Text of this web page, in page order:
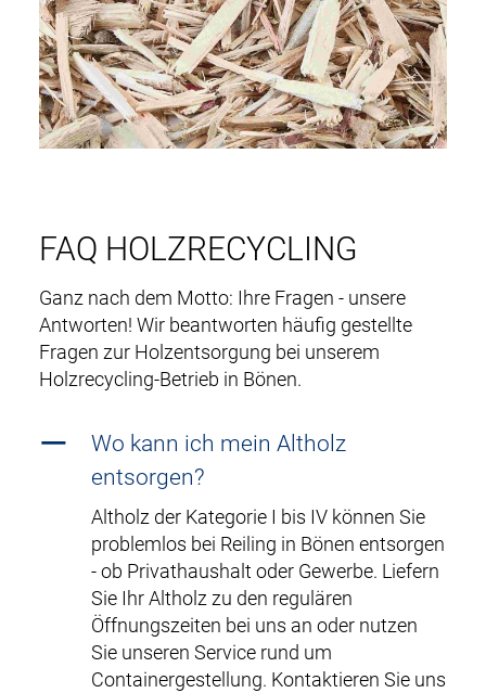
FAQ HOLZRECYCLING
Ganz nach dem Motto: Ihre Fragen - unsere
Antworten! Wir beantworten häufig gestellte
Fragen zur Holzentsorgung bei unserem
Holzrecycling-Betrieb in Bönen.
Wo kann ich mein Altholz
entsorgen?
Altholz der Kategorie I bis IV können Sie
problemlos bei Reiling in Bönen entsorgen
- ob Privathaushalt oder Gewerbe. Liefern
Sie Ihr Altholz zu den regulären
Öffnungszeiten bei uns an oder nutzen
Sie unseren Service rund um
Containergestellung. Kontaktieren Sie uns